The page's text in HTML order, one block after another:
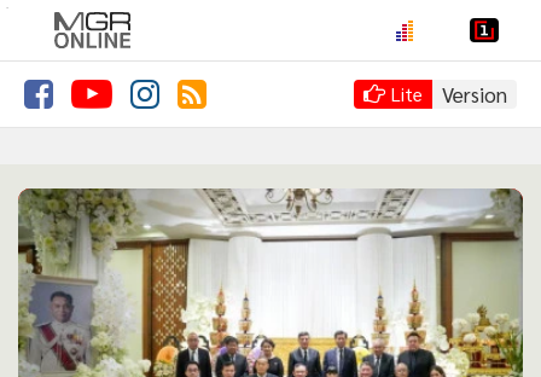
• หน้าหลัก
• ทันเหตุการณ์
• ภูมิภาค
• Online Section
• บันเทิง
• ผู้จัดการรายวัน
• คอลัมนิสต์
Lite Version